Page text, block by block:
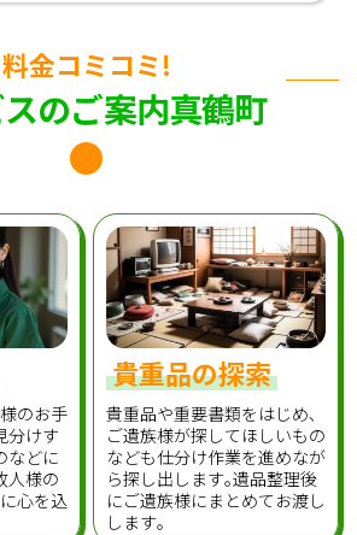
料金コミコミ!
のご案内真鶴町
のお手
分けす
などに
人様の
心を込
貴重品の探索
貴重品や重要書類をはじめ､
ご遺族様が探してほしいもの
なども仕分け作業を進めなが
ら探し出します｡遺品整理後
にご遺族様にまとめてお渡し
します｡